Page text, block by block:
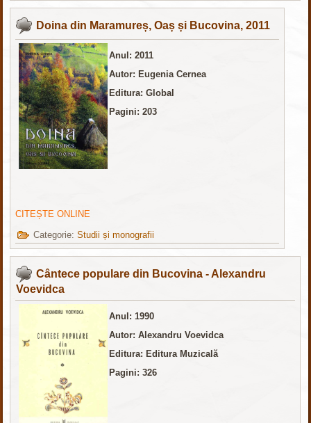
Doina din Maramureș, Oaș și Bucovina, 2011
Anul: 2011
Autor: Eugenia Cernea
Editura: Global
Pagini: 203
CITEȘTE ONLINE
Categorie:Studii și monografii
Cântece populare din Bucovina - Alexandru
Voevidca
Anul: 1990
Autor: Alexandru Voevidca
Editura: Editura Muzicală
Pagini: 326